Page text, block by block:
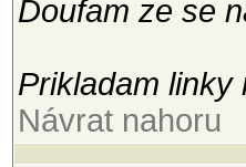
Doufam ze se
Prikladam
Návrat nahoru